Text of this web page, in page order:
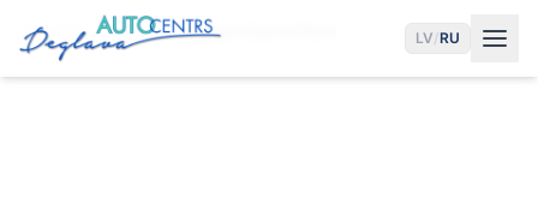
LV/RU
Главная Услуги Развал Opel в Риге